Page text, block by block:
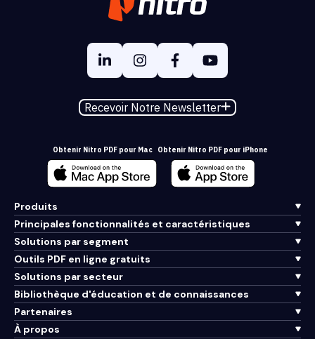
Recevoir Notre Newsletter
Obtenir Nitro PDF pour Mac Obtenir Nitro PDF pour iPhone
Produits
Principales fonctionnalités et caractéristiques
Solutions par segment
Outils PDF en ligne gratuits
Solutions par secteur
Bibliothèque d'éducation et de connaissances
Partenaires
À propos